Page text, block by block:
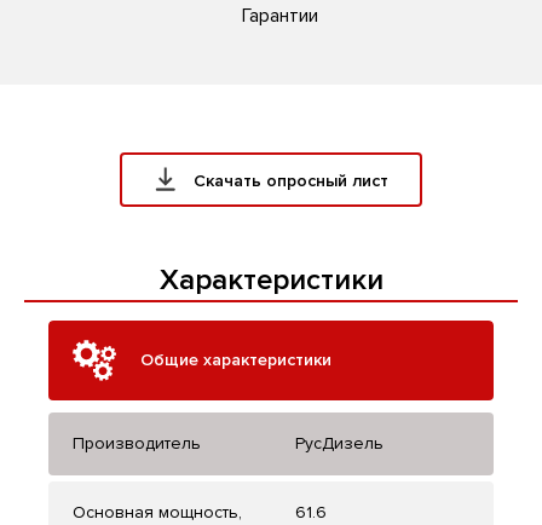
Гарантии
Скачать опросный лист
Характеристики
Общие характеристики
Производитель РусДизель
Основная мощность,
61.6